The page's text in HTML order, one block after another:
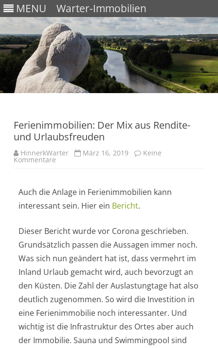
MENU Warter-Immobilien
Ferienimmobilien: Der Mix aus Rendite-
und Urlaubsfreuden
HinnerkWarter März 16, 2019 Keine
Kommentare
Auch die Anlage in Ferienimmobilien kann
interessant sein. Hier ein Bericht.
Dieser Bericht wurde vor Corona geschrieben.
Grundsätzlich passen die Aussagen immer noch.
Was sich nun geändert hat ist, dass vermehrt im
Inland Urlaub gemacht wird, auch bevorzugt an
den Küsten. Die Zahl der Auslastungtage hat also
deutlich zugenommen. So wird die Investition in
eine Ferienimmobilie noch interessanter. Und
wichtig ist die Infrastruktur des Ortes aber auch
der Immobilie. Sauna und Swimmingpool sind